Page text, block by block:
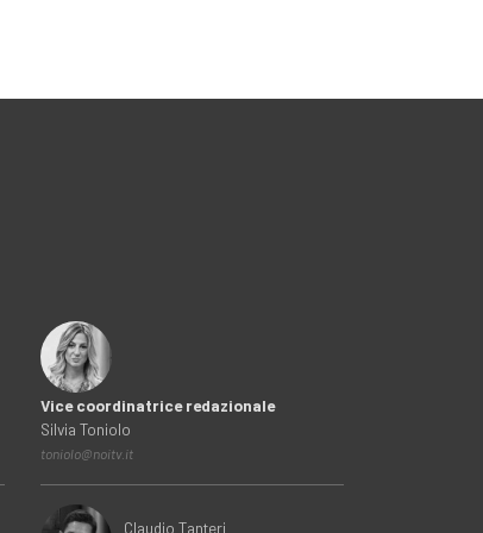
Vice coordinatrice redazionale
Silvia Toniolo
toniolo@noitv.it
Claudio Tanteri